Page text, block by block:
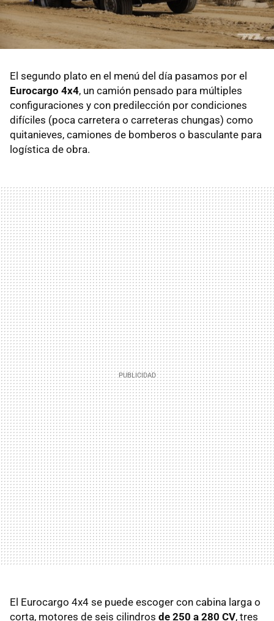
El segundo plato en el menú del día pasamos por el
Eurocargo 4x4, un camión pensado para múltiples
configuraciones y con predilección por condiciones
difíciles (poca carretera o carreteras chungas) como
quitanieves, camiones de bomberos o basculante para
logística de obra.
El Eurocargo 4x4 se puede escoger con cabina larga o
corta, motores de seis cilindros de 250 a 280 CV, tres